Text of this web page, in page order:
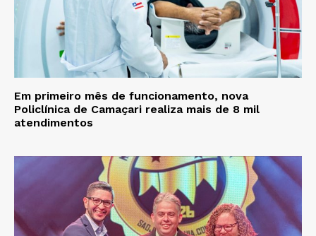
Em primeiro mês de funcionamento, nova
Policlínica de Camaçari realiza mais de 8 mil
atendimentos